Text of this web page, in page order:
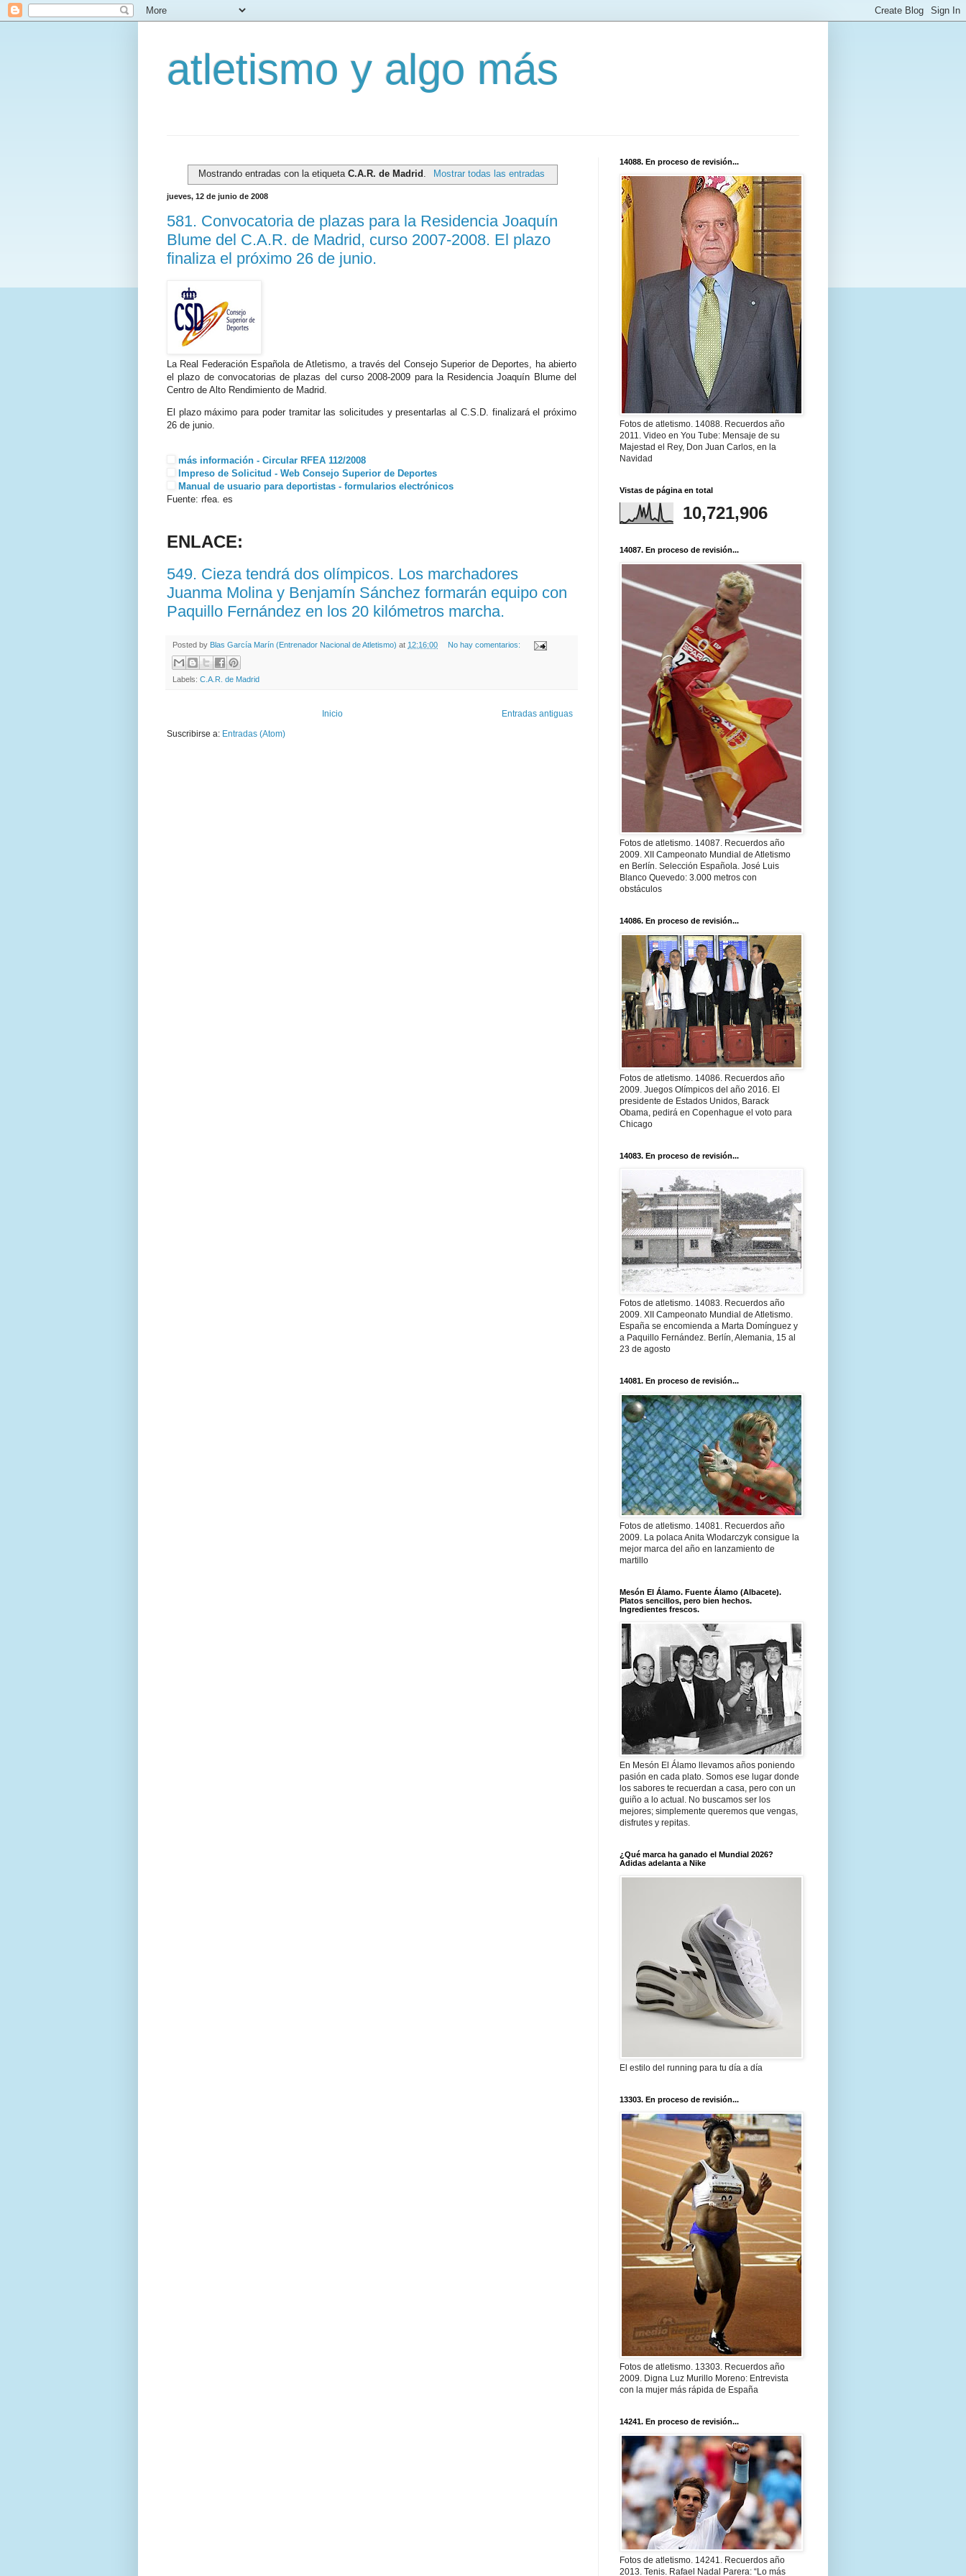
atletismo y algo más
Mostrando entradas con la etiquetaC.A.R. de Madrid Mostrar todas las entradas
jueves, 12 de junio de 2008
581. Convocatoria de plazas para la Residencia Joaquín
Blume del C.A.R. de Madrid, curso 2007-2008. El plazo
finaliza el próximo 26 de junio.
La Real Federación Española de Atletismo, a través del Consejo Superior de Deportes, ha abierto
el plazo de convocatorias de plazas del curso 2008-2009 para la Residencia Joaquín Blume del
Centro de Alto Rendimiento de Madrid.
El plazo máximo para poder tramitar las solicitudes y presentarlas al C.S.D. finalizará el próximo
26 de junio.
más información - Circular RFEA 112/2008
Impreso de Solicitud - Web Consejo Superior de Deportes
Manual de usuario para deportistas - formularios electrónicos
Fuente: rfea. es
ENLACE:
549. Cieza tendrá dos olímpicos. Los marchadores
Juanma Molina y Benjamín Sánchez formarán equipo con
Paquillo Fernández en los 20 kilómetros marcha.
Posted by Blas García Marín (Entrenador Nacional de Atletismo) at 12:16:00 No hay comentarios:
Labels: C.A.R. de Madrid
Entradas antiguas
Inicio
Suscribirse a: Entradas (Atom)
14088. En proceso de revisión...
Fotos de atletismo. 14088. Recuerdos año
2011. Video en You Tube: Mensaje de su
Majestad el Rey, Don Juan Carlos, en la
Navidad
Vistas de página en total
10,721,906
14087. En proceso de revisión...
Fotos de atletismo. 14087. Recuerdos año
2009. XII Campeonato Mundial de Atletismo
en Berlín. Selección Española. José Luis
Blanco Quevedo: 3.000 metros con
obstáculos
14086. En proceso de revisión...
Fotos de atletismo. 14086. Recuerdos año
2009. Juegos Olímpicos del año 2016. El
presidente de Estados Unidos, Barack
Obama, pedirá en Copenhague el voto para
Chicago
14083. En proceso de revisión...
Fotos de atletismo. 14083. Recuerdos año
2009. XII Campeonato Mundial de Atletismo.
España se encomienda a Marta Domínguez y
a Paquillo Fernández. Berlín, Alemania, 15 al
23 de agosto
14081. En proceso de revisión...
Fotos de atletismo. 14081. Recuerdos año
2009. La polaca Anita Wlodarczyk consigue la
mejor marca del año en lanzamiento de
martillo
Mesón El Álamo. Fuente Álamo (Albacete).
Platos sencillos, pero bien hechos.
Ingredientes frescos.
En Mesón El Álamo llevamos años poniendo
pasión en cada plato. Somos ese lugar donde
los sabores te recuerdan a casa, pero con un
guiño a lo actual. No buscamos ser los
mejores; simplemente queremos que vengas,
disfrutes y repitas.
¿Qué marca ha ganado el Mundial 2026?
Adidas adelanta a Nike
El estilo del running para tu día a día
13303. En proceso de revisión...
Fotos de atletismo. 13303. Recuerdos año
2009. Digna Luz Murillo Moreno: Entrevista
con la mujer más rápida de España
14241. En proceso de revisión...
Fotos de atletismo. 14241. Recuerdos año
2013. Tenis. Rafael Nadal Parera: “Lo más